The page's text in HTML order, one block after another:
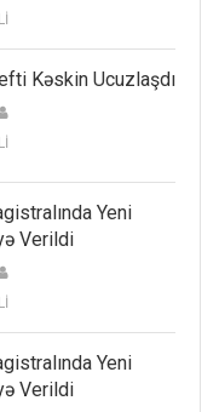
Kəskin Ucuzlaşdı
Yeni
Verildi
Yeni
Verildi